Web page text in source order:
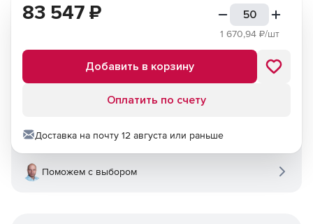
83 547 ₽
1 670,94₽/шт
Добавить в корзину
Оплатить по счету
Доставка на почту 12 августа или раньше
Поможем с выбором